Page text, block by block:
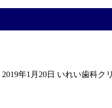
2019年1月20日 いれい歯科ク